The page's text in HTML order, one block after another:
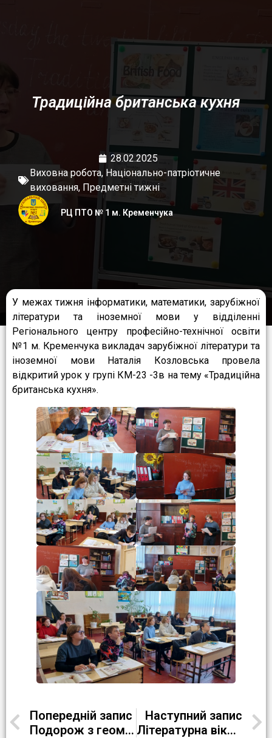
Традиційна британська кухня
28.02.2025
Виховна робота, Національно-патріотичне
виховання, Предметні тижні
РЦ ПТО № 1 м. Кременчука
У межах тижня інформатики, математики, зарубіжної
літератури та іноземної мови у відділенні
Регіонального центру професійно-технічної освіти
№1 м. Кременчука викладач зарубіжної літератури та
іноземної мови Наталія Козловська провела
відкритий урок у групі КМ-23 -3в на тему «Традиційна
британська кухня».
Попередній запис
Подорож з геометрії на тему: «Геометрична подорож кулею: маршрут через перерізи»
Наступний запис
Літературна вікторина «Чи знаєш ти класиків?»